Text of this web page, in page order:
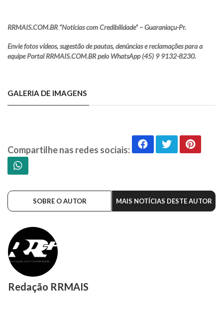
RRMAIS.COM.BR “Notícias com Credibilidade” – Guaraniaçu-Pr.
Envie fotos vídeos, sugestão de pautas, denúncias e reclamações para a
equipe Portal RRMAIS.COM.BR pelo WhatsApp (45) 9 9132-8230.
GALERIA DE IMAGENS
Compartilhe nas redes sociais:
SOBRE O AUTOR MAIS NOTÍCIAS DESTE AUTOR
Redação RRMAIS